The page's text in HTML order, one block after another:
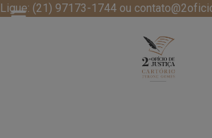
Ligue: (21) 97173-1744 ou